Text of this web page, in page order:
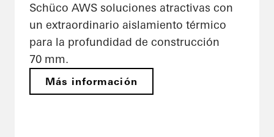
Schüco AWS soluciones atractivas con
un extraordinario aislamiento térmico
para la profundidad de construcción
70 mm.
Más información